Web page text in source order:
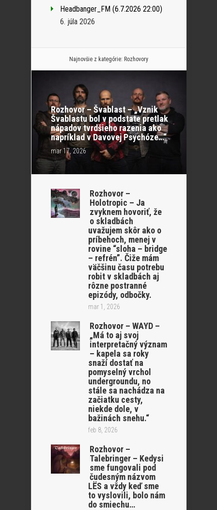
Headbanger_FM (6.7.2026 22:00)
6. júla 2026
Najnovšie z kategórie: Rozhovory
Rozhovor – Švablast – „Vznik
Švablastu bol v podstate pretlak
nápadov tvrdšieho razenia ako
napríklad v Davovej Psychóze…“
mar 17, 2026
Rozhovor –
Holotropic – Ja
zvyknem hovoriť, že
o skladbách
uvažujem skôr ako o
príbehoch, menej v
rovine “sloha – bridge
– refrén”. Čiže mám
väčšinu času potrebu
robit v skladbách aj
rôzne postranné
epizódy, odbočky.
mar 1, 2026
Rozhovor – WAYD –
„Má to aj svoj
interpretačný význam
– kapela sa roky
snaží dostať na
pomyselný vrchol
undergroundu, no
stále sa nachádza na
začiatku cesty,
niekde dole, v
bažinách snehu.“
feb 8, 2026
Rozhovor –
Talebringer – Kedysi
sme fungovali pod
čudesným názvom
LËS a vždy keď sme
to vyslovili, bolo nám
do smiechu…